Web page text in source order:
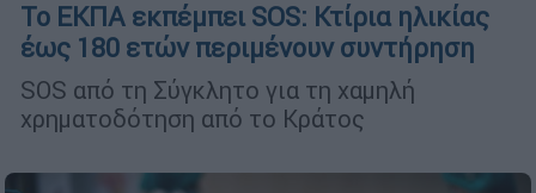
Το ΕΚΠΑ εκπέμπει SOS: Κτίρια ηλικίας
έως 180 ετών περιμένουν συντήρηση
SOS από τη Σύγκλητο για τη χαμηλή
χρηματοδότηση από το Κράτος